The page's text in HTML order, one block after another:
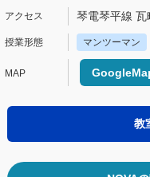
琴電琴平線
マンツーマン
教